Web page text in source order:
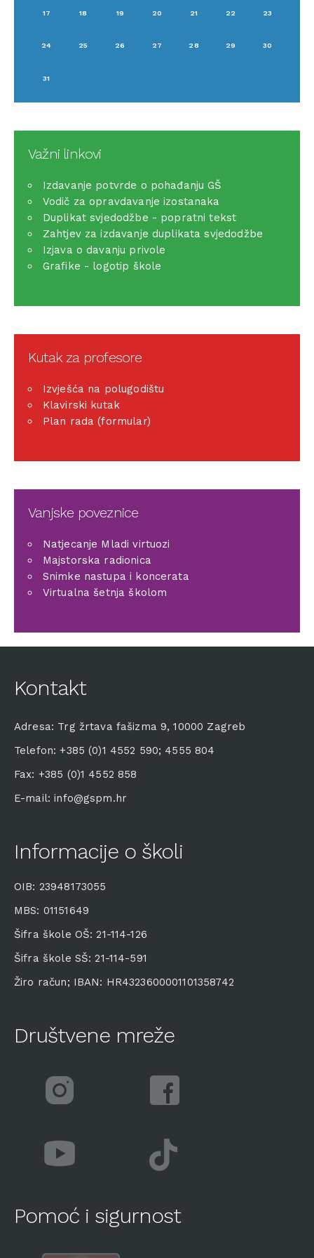
17 18 19 20 21 22 23
24 25 26 27 28 29 30
31
Važni linkovi
Izdavanje potvrde o pohađanju GŠ
Vodič za opravdavanje izostanaka
Duplikat svjedodžbe - popratni tekst
Zahtjev za izdavanje duplikata svjedodžbe
Izjava o davanju privole
Grafike - logotip škole
Kutak za profesore
Izvješća na polugodištu
Klavirski kutak
Plan rada (formular)
Vanjske poveznice
Natjecanje Mladi virtuozi
Majstorska radionica
Snimke nastupa i koncerata
Virtualna šetnja školom
Kontakt
Adresa: Trg žrtava fašizma 9, 10000 Zagreb
Telefon: +385 (0)1 4552 590; 4555 804
Fax: +385 (0)1 4552 858
E-mail: info@gspm.hr
Informacije o školi
OIB: 23948173055
MBS: 01151649
Šifra škole OŠ: 21-114-126
Šifra škole SŠ: 21-114-591
Žiro račun; IBAN: HR4323600001101358742
Društvene mreže
Pomoć i sigurnost